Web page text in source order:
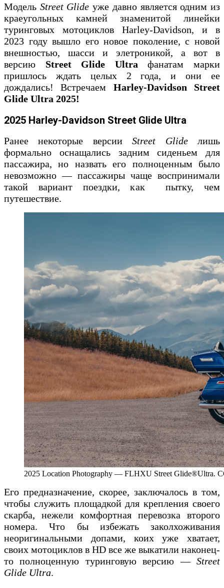
Модель Street Glide уже давно является одним из
краеугольных камней знаменитой линейки
туринговых мотоциклов Harley-Davidson, и в
2023 году вышло его новое поколение, с новой
внешностью, шасси и элетроникой, а вот в
версию Street Glide Ultraфанатам марки
пришлось ждать целых 2 года, и они ее
дождались! Встречаем Harley-Davidson Street
Glide Ultra 2025!
2025 Harley-Davidson Street Glide Ultra
Ранее некоторые версииStreet Glideлишь
формально оснащались задним сиденьем для
пассажира, но назвать его полноценным было
невозможно — пассажиры чаще воспринимали
такой вариант поездки, как пытку, чем
путешествие.
2025 Location Photography — FLHXU Street
Его предназначение, скорее, заключалось в том,
чтобы служить площадкой для крепления своего
скарба, нежели комфортная перевозка второго
номера. Что бы избежать заколхоживания
неоригинальными допами, коих уже хватает,
своих мотоциклов в HD все же выкатили наконец-
то полноценную туринговую версию — Street
Glide Ultra.